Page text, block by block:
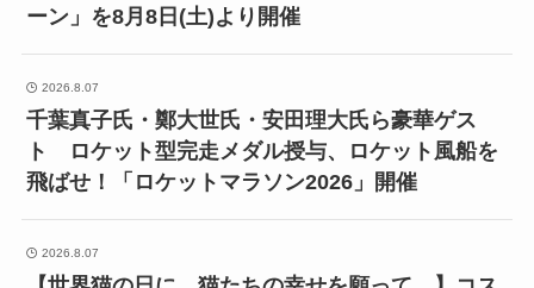
ーン」を8月8日(土)より開催
2026.8.07
千葉真子氏・鄭大世氏・安田理大氏ら豪華ゲス
ト ロケット型完走メダル授与、ロケット風船を
飛ばせ！「ロケットマラソン2026」開催
2026.8.07